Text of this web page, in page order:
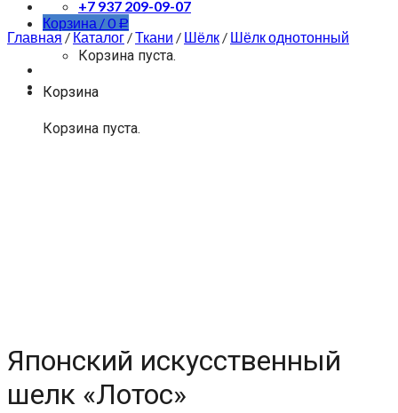
Корзина /0 Р
Корзина пуста.
Корзина
Корзина пуста.
+7 937 209-09-07
Главная/Каталог/Ткани / Шёлк / Шёлк однотонный
Японский искусственный
шелк «Лотос»